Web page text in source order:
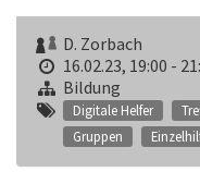
D. Zorbach
16.02.23, 19:00 -
Bildung
Digitale Helfer
Gruppen